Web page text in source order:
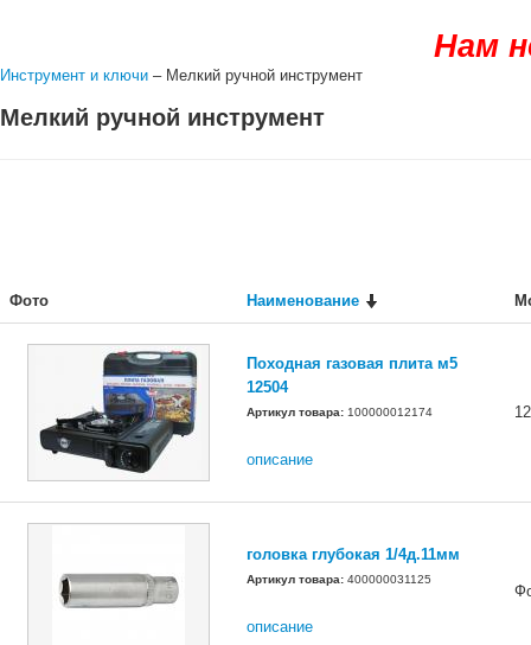
Нам
Инструмент и ключи – Мелкий ручной инструмент
Мелкий ручной инструмент
Фото Наименование
Походная газовая плита м5
12504
Артикул товара: 100000012174
описание
головка глубокая 1/4д.11мм
Артикул товара: 400000031125
описание